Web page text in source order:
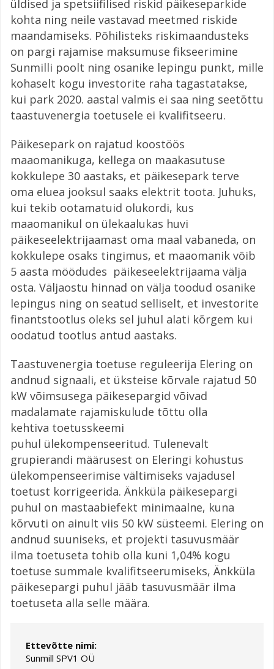
üldised ja spetsiifilised riskid päikeseparkide
kohta ning neile vastavad meetmed riskide
maandamiseks. Põhilisteks riskimaandusteks
on pargi rajamise maksumuse fikseerimine
Sunmilli poolt ning osanike lepingu punkt, mille
kohaselt kogu investorite raha tagastatakse,
kui park 2020. aastal valmis ei saa ning seetõttu
taastuvenergia toetusele ei kvalifitseeru.
Päikesepark on rajatud koostöös
maaomanikuga, kellega on maakasutuse
kokkulepe 30 aastaks, et päikesepark terve
oma eluea jooksul saaks elektrit toota. Juhuks,
kui tekib ootamatuid olukordi, kus
maaomanikul on ülekaalukas huvi
päikeseelektrijaamast oma maal vabaneda, on
kokkulepe osaks tingimus, et maaomanik võib
5 aasta möödudes päikeseelektrijaama välja
osta. Väljaostu hinnad on välja toodud osanike
lepingus ning on seatud selliselt, et investorite
finantstootlus oleks sel juhul alati kõrgem kui
oodatud tootlus antud aastaks.
Taastuvenergia toetuse reguleerija Elering on
andnud signaali, et üksteise kõrvale rajatud 50
kW võimsusega päikesepargid võivad
madalamate rajamiskulude tõttu olla
kehtiva toetusskeemi
puhul ülekompenseeritud. Tulenevalt
grupierandi määrusest on Eleringi kohustus
ülekompenseerimise vältimiseks vajadusel
toetust korrigeerida. Änkküla päikesepargi
puhul on mastaabiefekt minimaalne, kuna
kõrvuti on ainult viis 50 kW süsteemi. Elering on
andnud suuniseks, et projekti tasuvusmäär
ilma toetuseta tohib olla kuni 1,04% kogu
toetuse summale kvalifitseerumiseks, Änkküla
päikesepargi puhul jääb tasuvusmäär ilma
toetuseta alla selle määra.
Ettevõtte nimi:
Sunmill SPV1 OÜ